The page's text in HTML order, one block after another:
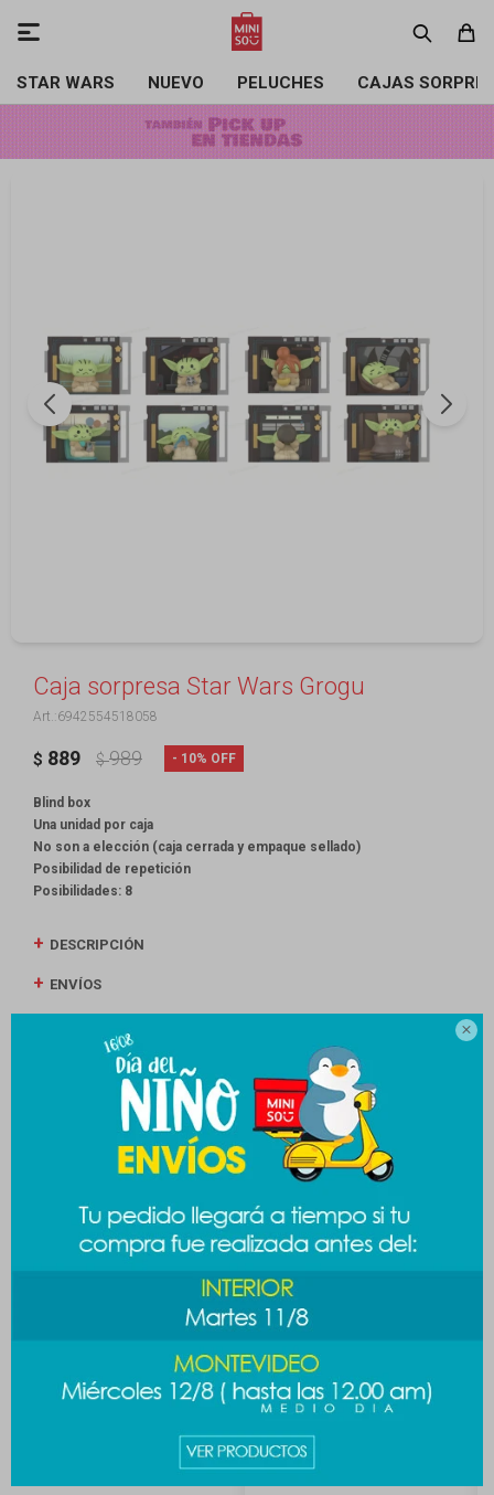

STAR WARS NUEVO PELUCHES CAJAS

Caja sorpresa Star Wars Grogu
6942554518058
$ 889 $ 989 10
Blind box
Una unidad por caja
No son a elección (caja cerrada y empaque sellado)
Posibilidad de repetición
Posibilidades: 8
DESCRIPCIÓN
ENVÍOS
MEDIOS DE PAGO